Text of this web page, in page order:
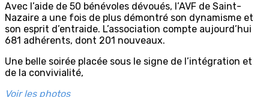
Avec l’aide de 50 bénévoles dévoués, l’AVF de Saint-
Nazaire a une fois de plus démontré son dynamisme et
son esprit d’entraide. L’association compte aujourd’hui
681 adhérents, dont 201 nouveaux.
Une belle soirée placée sous le signe de l’intégration et
de la convivialité,
Voir les photos